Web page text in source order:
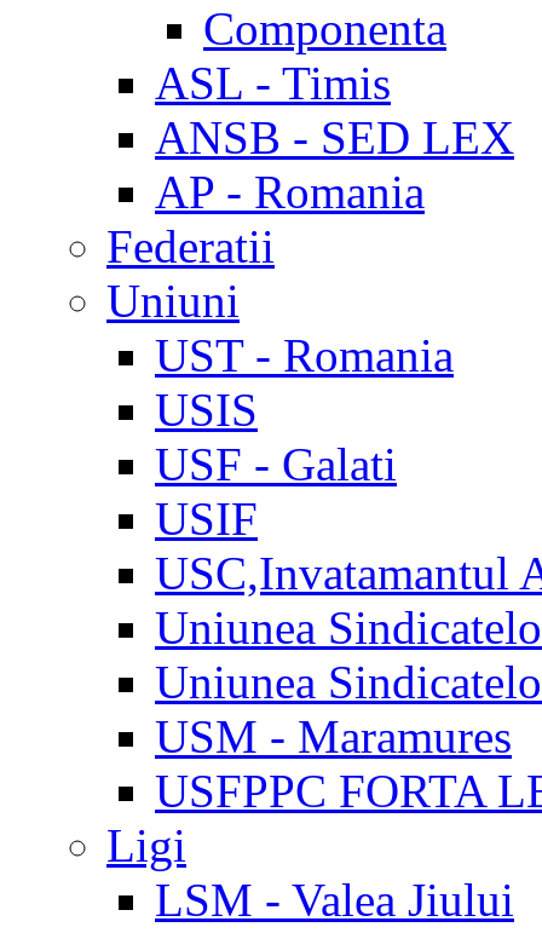
Componenta
ASL - Timis
ANSB - SED LEX
AP - Romania
Federatii
Uniuni
UST - Romania
USIS
USF - Galati
USIF
USC,Invatamantul
Uniunea
Uniunea
USM - Maramures
USFPPC FORTA
Ligi
LSM - Valea Jiului